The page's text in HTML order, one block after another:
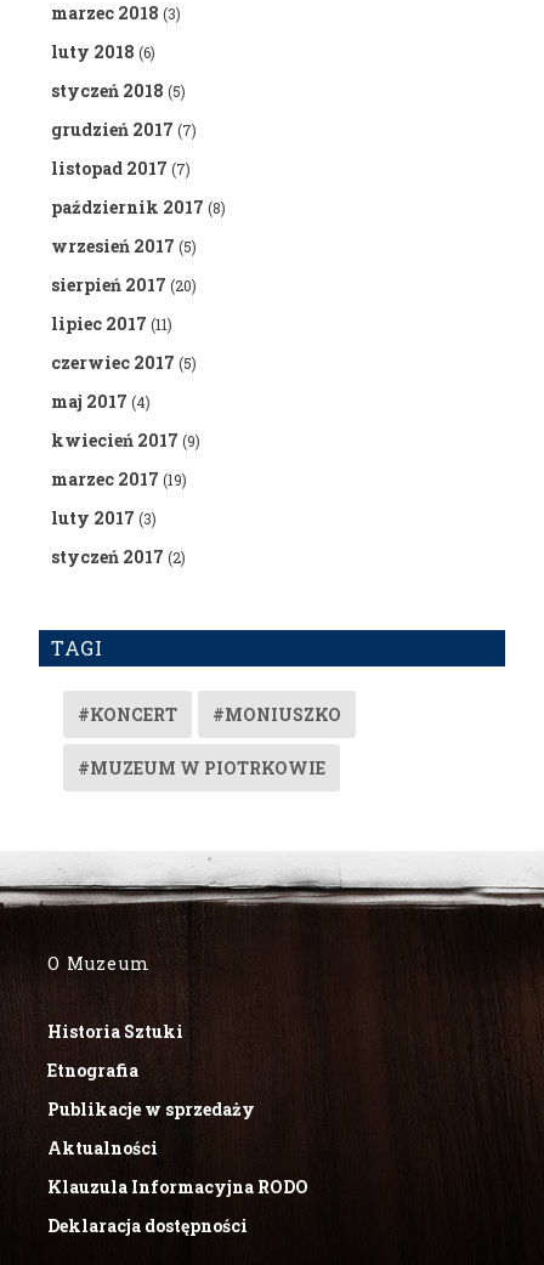
marzec 2018 (3)
luty 2018 (6)
styczeń 2018 (5)
grudzień 2017 (7)
listopad 2017 (7)
październik 2017 (8)
wrzesień 2017 (5)
sierpień 2017 (20)
lipiec 2017 (11)
czerwiec 2017 (5)
maj 2017 (4)
kwiecień 2017 (9)
marzec 2017 (19)
luty 2017 (3)
styczeń 2017 (2)
TAGI
#KONCERT #MONIUSZKO
#MUZEUM W PIOTRKOWIE
O Muzeum
Historia Sztuki
Etnografia
Publikacje w sprzedaży
Aktualności
Klauzula Informacyjna RODO
Deklaracja dostępności